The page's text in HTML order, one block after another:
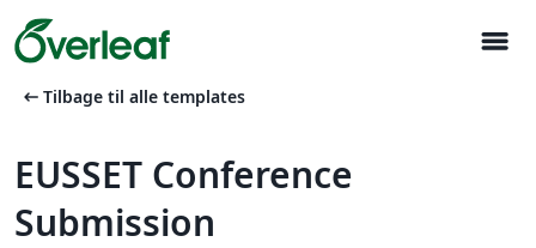
menu
arrow_left_alt Tilbage til alle templates
EUSSET Conference
Submission